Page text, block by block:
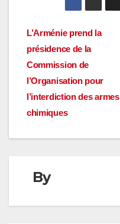
Navigation
de
l’article
L’Arménie prend la
présidence de la
Commission de
l’Organisation pour
l’interdiction des armes
chimiques
By